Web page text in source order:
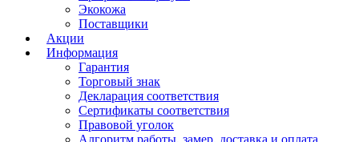
Экокожа
Поставщики
Акции
Информация
Гарантия
Торговый знак
Декларация соответствия
Сертификаты соответствия
Правовой уголок